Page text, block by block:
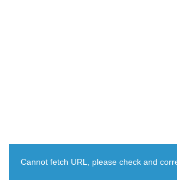
Cannot fetch URL, please check and